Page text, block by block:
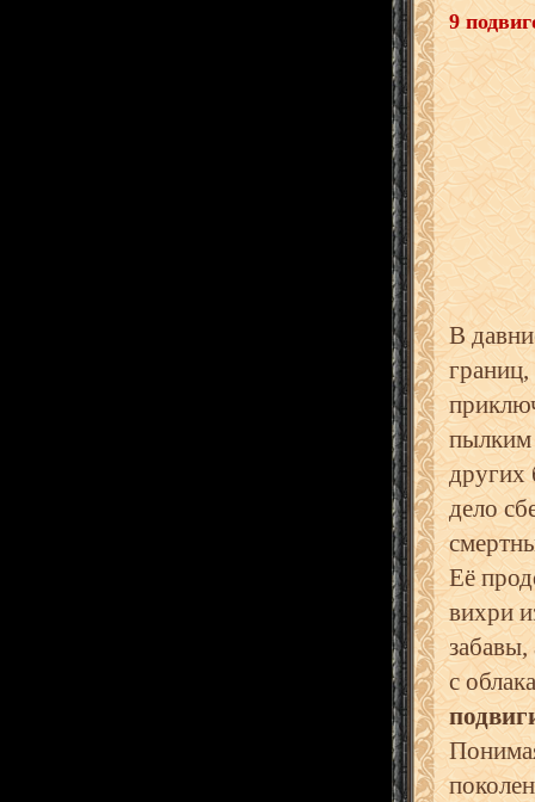
9
В
пылким
других
дело
Её
вихри
с